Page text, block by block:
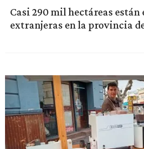
Casi 290 mil hectáreas están
extranjeras en la provincia